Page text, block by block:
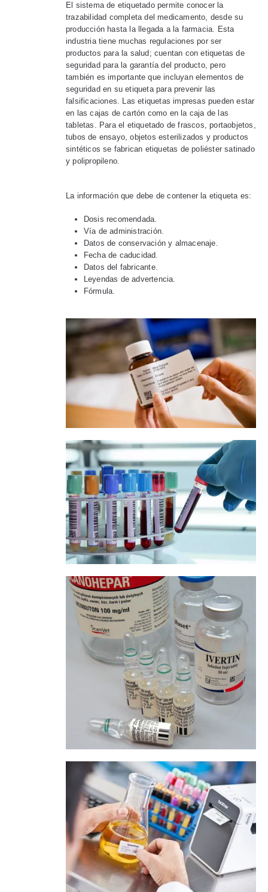
El sistema de etiquetado permite conocer la
trazabilidad completa del medicamento, desde su
producción hasta la llegada a la farmacia. Esta
industria tiene muchas regulaciones por ser
productos para la salud; cuentan con etiquetas de
seguridad para la garantía del producto, pero
también es importante que incluyan elementos de
seguridad en su etiqueta para prevenir las
falsificaciones. Las etiquetas impresas pueden estar
en las cajas de cartón como en la caja de las
tabletas. Para el etiquetado de frascos, portaobjetos,
tubos de ensayo, objetos esterilizados y productos
sintéticos se fabrican etiquetas de poliéster satinado
y polipropileno.
La información que debe de contener la etiqueta es:
Dosis recomendada.
Vía de administración.
Datos de conservación y almacenaje.
Fecha de caducidad.
Datos del fabricante.
Leyendas de advertencia.
Fórmula.